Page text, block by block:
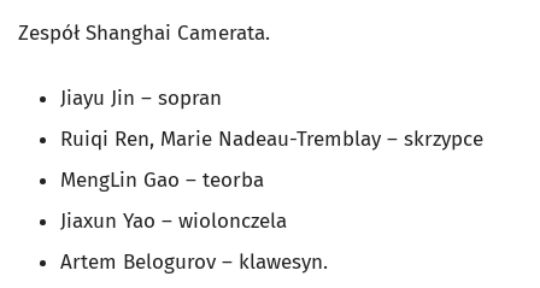
Zespół Shanghai Camerata.
Jiayu Jin – sopran
Ruiqi Ren, Marie Nadeau-Tremblay – skrzypce
MengLin Gao – teorba
Jiaxun Yao – wiolonczela
Artem Belogurov – klawesyn.